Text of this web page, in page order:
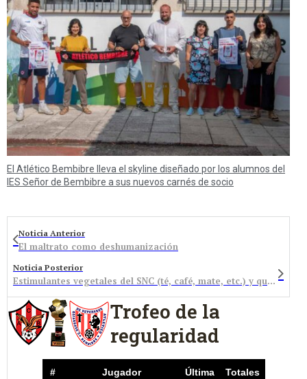
El Atlético Bembibre lleva el skyline diseñado por los alumnos del
IES Señor de Bembibre a sus nuevos carnés de socio
Noticia Anterior
El maltrato como deshumanización
Noticia Posterior
Estimulantes vegetales del SNC (té, café, mate, etc.) y químicos
Trofeo de la
regularidad
# Jugador Última Totales